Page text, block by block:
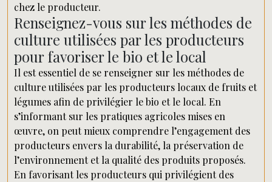
chez le producteur.
Renseignez-vous sur les méthodes de
culture utilisées par les producteurs
pour favoriser le bio et le local
Il est essentiel de se renseigner sur les méthodes de
culture utilisées par les producteurs locaux de fruits et
légumes afin de privilégier le bio et le local. En
s’informant sur les pratiques agricoles mises en
œuvre, on peut mieux comprendre l’engagement des
producteurs envers la durabilité, la préservation de
l’environnement et la qualité des produits proposés.
En favorisant les producteurs qui privilégient des